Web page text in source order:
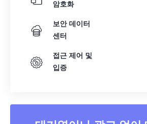
암호화
보안 데이터
센터
접근 제어 및
입증